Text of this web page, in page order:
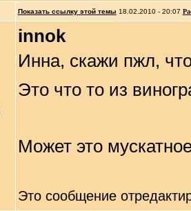
Показать ссылку этой темы 18.02.2010 - 20:07
innok
Инна, скажи пжл,
Это что то из
Может это
Это сообщение